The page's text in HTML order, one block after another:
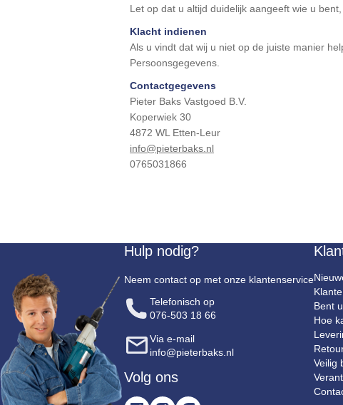
Let op dat u altijd duidelijk aangeeft wie u
Klacht indienen
Als u vindt dat wij u niet op de juiste manier
Persoonsgegevens.
Contactgegevens
Pieter Baks Vastgoed B.V.
Koperwiek 30
4872 WL Etten-Leur
info@pieterbaks.nl
0765031866
Hulp nodig?
Neem contact op met onze klantenservice
Telefonisch op
076-503 18 66
Via e-mail
info@pieterbaks.nl
Volg ons
Bent
Hoe
Veilig